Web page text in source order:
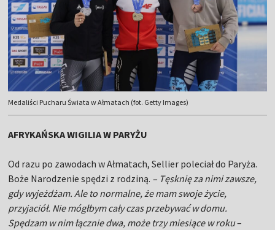
Medaliści Pucharu Świata w Ałmatach (fot. Getty Images)
AFRYKAŃSKA WIGILIA W PARYŻU
Od razu po zawodach w Ałmatach, Sellier poleciał do Paryża.
Boże Narodzenie spędzi z rodziną. – Tęsknię za nimi zawsze,
gdy wyjeżdżam. Ale to normalne, że mam swoje życie,
przyjaciół. Nie mógłbym cały czas przebywać w domu.
Spędzam w nim łącznie dwa, może trzy miesiące w roku–